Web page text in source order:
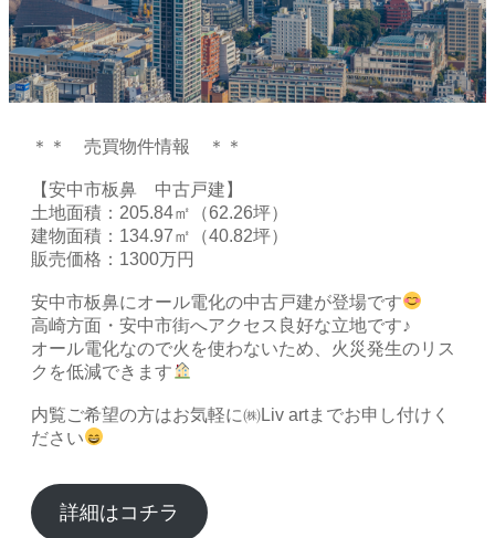
＊＊ 売買物件情報 ＊＊
【安中市板鼻 中古戸建】
土地面積：205.84㎡（62.26坪）
建物面積：134.97㎡（40.82坪）
販売価格：1300万円
安中市板鼻にオール電化の中古戸建が登場です
高崎方面・安中市街へアクセス良好な立地です♪
オール電化なので火を使わないため、火災発生のリス
クを低減できます
内覧ご希望の方はお気軽に㈱Liv artまでお申し付けく
ださい
詳細はコチラ